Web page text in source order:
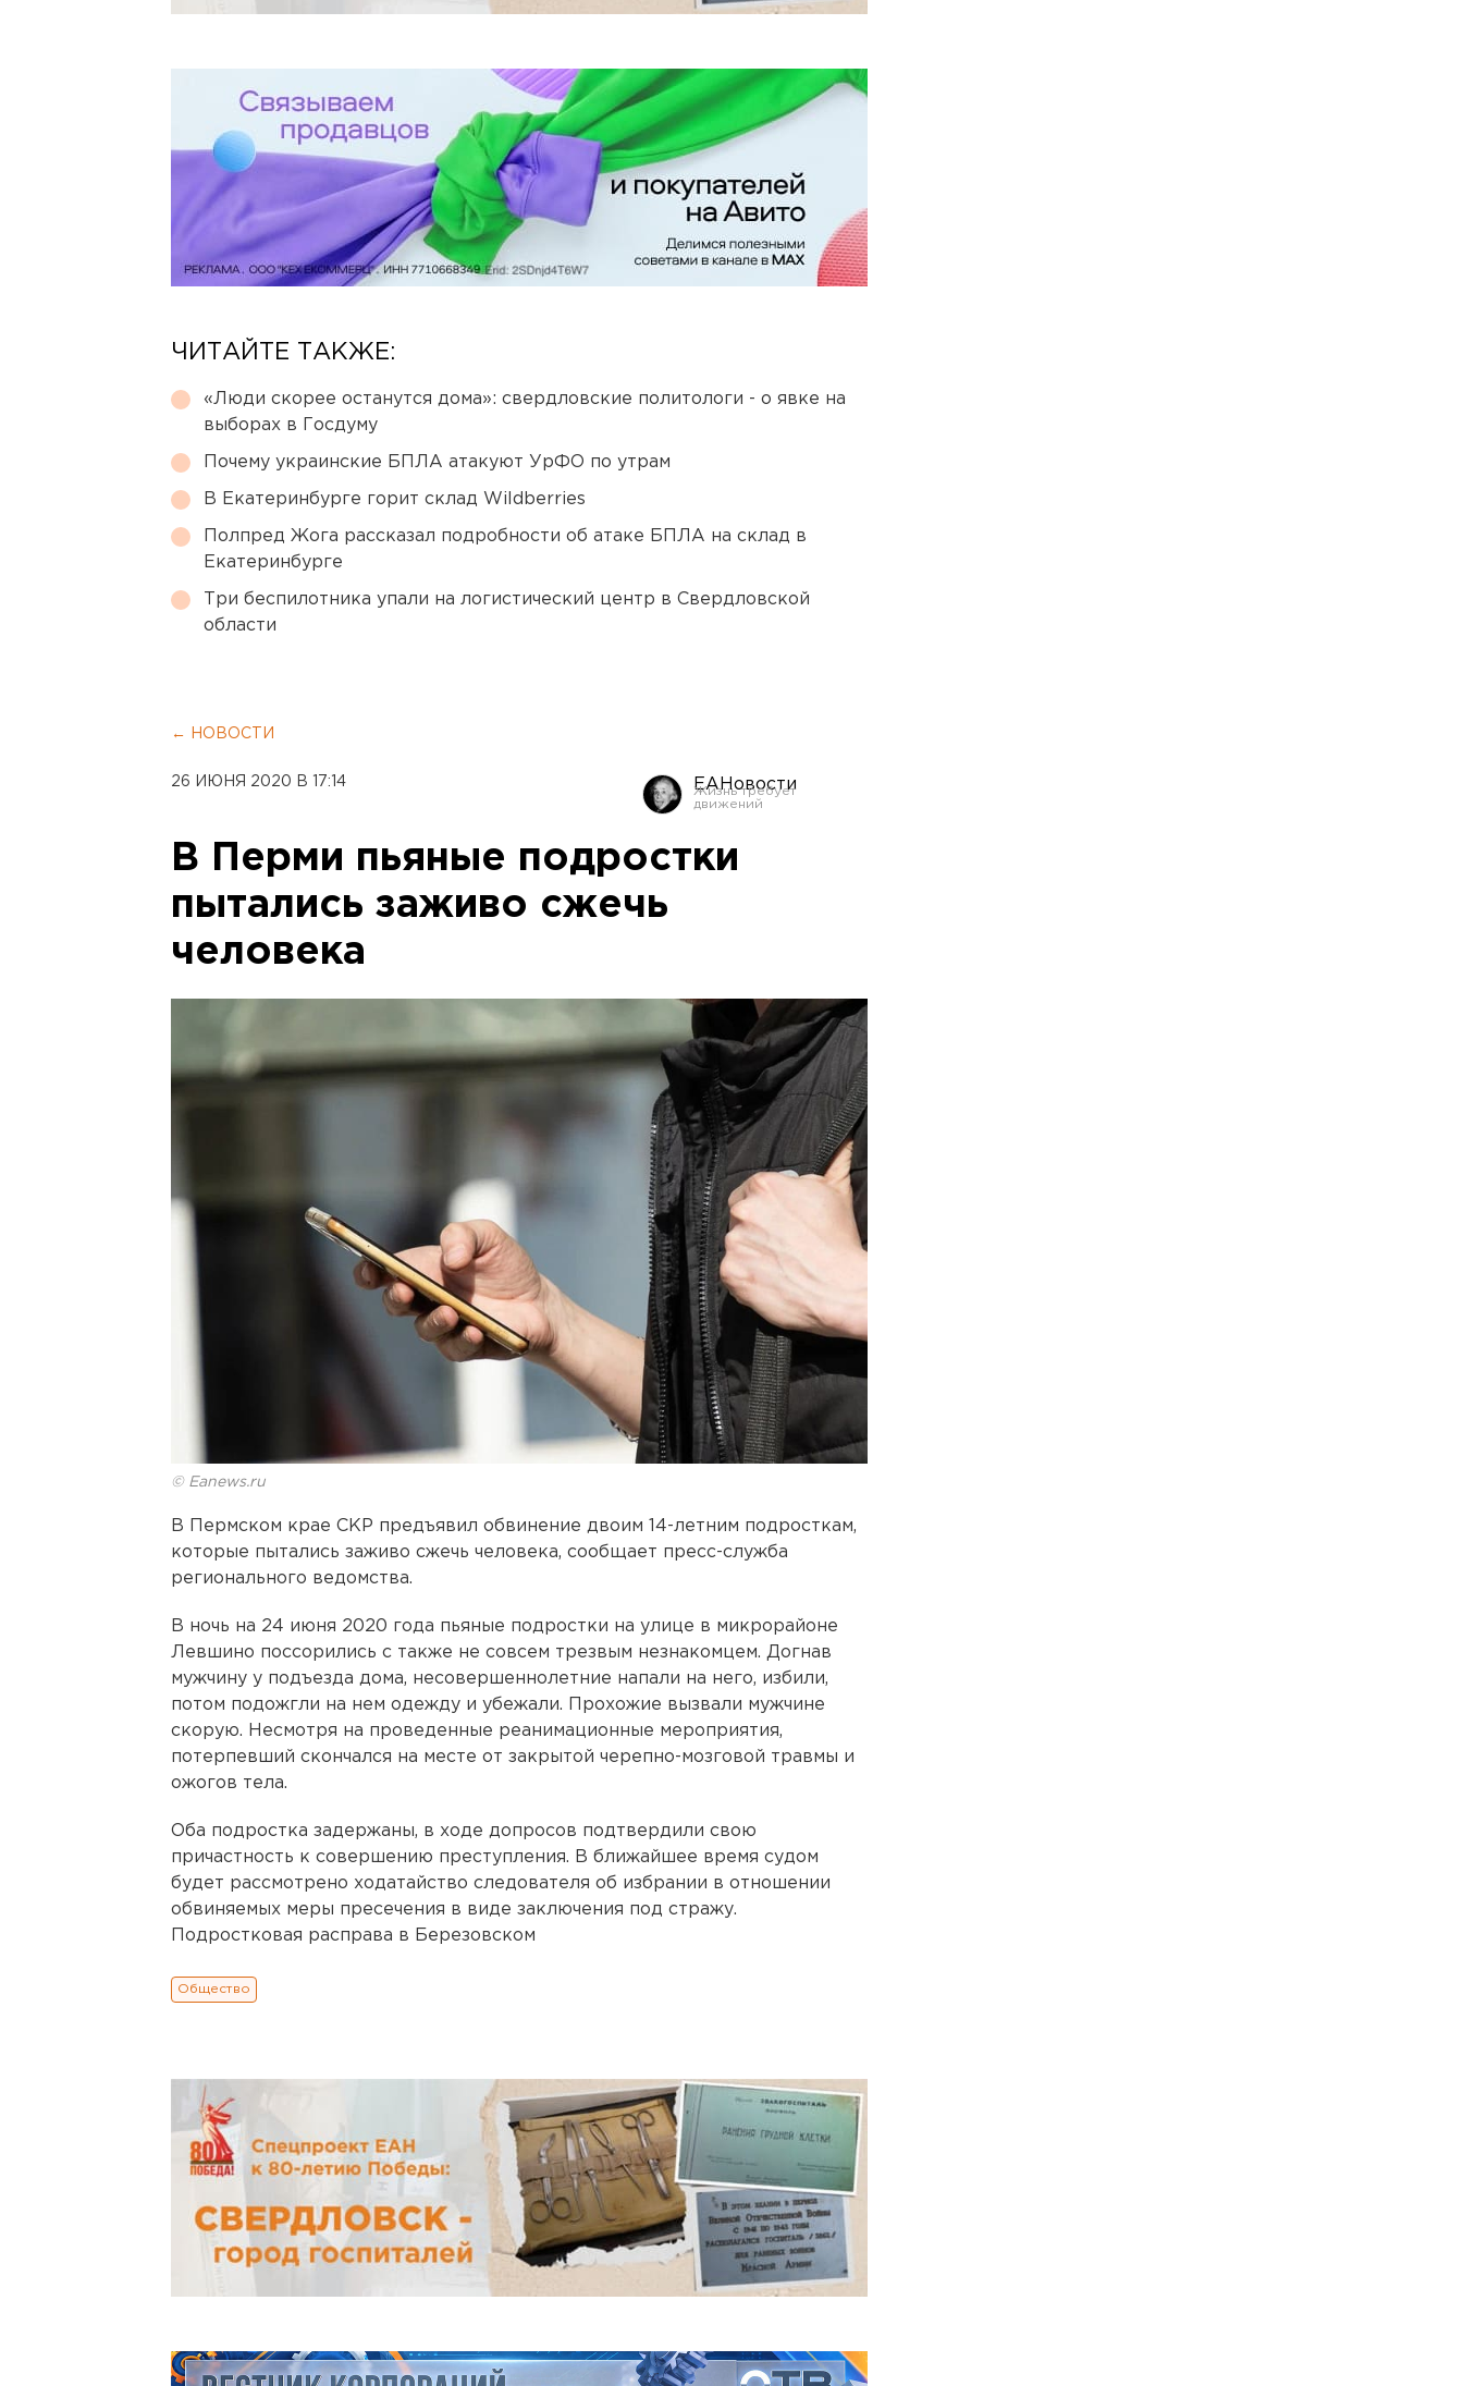
ЧИТАЙТЕ ТАКЖЕ:
«Люди скорее останутся дома»: свердловские политологи - о явке на
выборах в Госдуму
Почему украинские БПЛА атакуют УрФО по утрам
В Екатеринбурге горит склад Wildberries
Полпред Жога рассказал подробности об атаке БПЛА на склад в
Екатеринбурге
Три беспилотника упали на логистический центр в Свердловской
области
← НОВОСТИ
26 ИЮНЯ 2020 В 17:14 ЕАНовости
В Перми пьяные подростки
пытались заживо сжечь
человека
© Eanews.ru
В Пермском крае СКР предъявил обвинение двоим 14-летним подросткам,
которые пытались заживо сжечь человека, сообщает пресс-служба
регионального ведомства.
В ночь на 24 июня 2020 года пьяные подростки на улице в микрорайоне
Левшино поссорились с также не совсем трезвым незнакомцем. Догнав
мужчину у подъезда дома, несовершеннолетние напали на него, избили,
потом подожгли на нем одежду и убежали. Прохожие вызвали мужчине
скорую. Несмотря на проведенные реанимационные мероприятия,
потерпевший скончался на месте от закрытой черепно-мозговой травмы и
ожогов тела.
Оба подростка задержаны, в ходе допросов подтвердили свою
причастность к совершению преступления. В ближайшее время судом
будет рассмотрено ходатайство следователя об избрании в отношении
обвиняемых меры пресечения в виде заключения под стражу.
Подростковая расправа в Березовском
Общество